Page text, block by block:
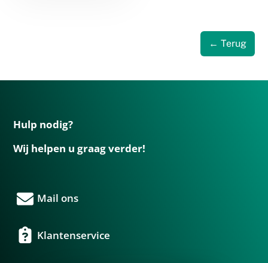
← Terug
Hulp nodig?
Wij helpen u graag verder!
Mail ons
Klantenservice